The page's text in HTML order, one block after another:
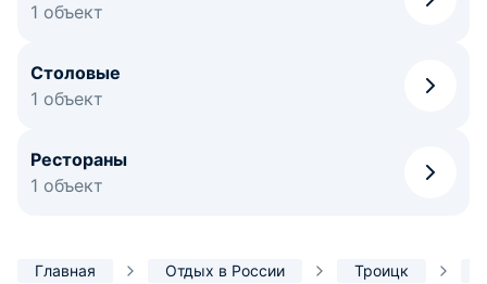
1 объект
Столовые
1 объект
Рестораны
1 объект
Главная Отдых в России Троицк